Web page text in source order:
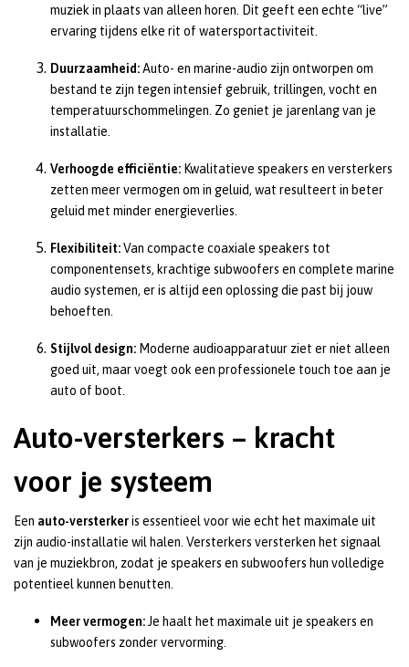
muziek in plaats van alleen horen. Dit geeft een echte “live”
ervaring tijdens elke rit of watersportactiviteit.
Duurzaamheid:Auto- en marine-audio zijn ontworpen om
bestand te zijn tegen intensief gebruik, trillingen, vocht en
temperatuurschommelingen. Zo geniet je jarenlang van je
installatie.
Verhoogde efficiëntie: Kwalitatieve speakers en versterkers
zetten meer vermogen om in geluid, wat resulteert in beter
geluid met minder energieverlies.
Flexibiliteit:Van compacte coaxiale speakers tot
componentensets, krachtige subwoofers en complete marine
audio systemen, er is altijd een oplossing die past bij jouw
behoeften.
Stijlvol design: Moderne audioapparatuur ziet er niet alleen
goed uit, maar voegt ook een professionele touch toe aan je
auto of boot.
Auto-versterkers – kracht
voor je systeem
Een auto-versterkeris essentieel voor wie echt het maximale uit
zijn audio-installatie wil halen. Versterkers versterken het signaal
van je muziekbron, zodat je speakers en subwoofers hun volledige
potentieel kunnen benutten.
Meer vermogen: Je haalt het maximale uit je speakers en
subwoofers zonder vervorming.